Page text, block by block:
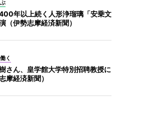
年以上続く人形浄瑠璃「安乗文
（伊勢志摩経済新聞）
く
さん、皇学館大学特別招聘教授に
摩経済新聞）